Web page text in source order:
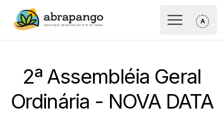
Logo Abrapango
Abrir Menu
2ª Assembléia Geral
Ordinária - NOVA DATA